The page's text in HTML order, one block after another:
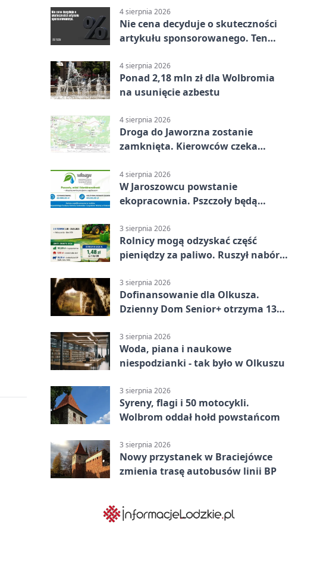
4 sierpnia 2026
Nie cena decyduje o skuteczności
artykułu sponsorowanego. Ten
4 sierpnia 2026
Ponad 2,18 mln zł dla Wolbromia
na usunięcie azbestu
4 sierpnia 2026
Droga do Jaworzna zostanie
zamknięta. Kierowców czeka
4 sierpnia 2026
W Jaroszowcu powstanie
ekopracownia. Pszczoły będą
3 sierpnia 2026
Rolnicy mogą odzyskać część
pieniędzy za paliwo. Ruszył nabór
3 sierpnia 2026
Dofinansowanie dla Olkusza.
Dzienny Dom Senior+ otrzyma 134
3 sierpnia 2026
Woda, piana i naukowe
niespodzianki - tak było w Olkuszu
3 sierpnia 2026
Syreny, flagi i 50 motocykli.
Wolbrom oddał hołd powstańcom
3 sierpnia 2026
Nowy przystanek w Braciejówce
zmienia trasę autobusów linii BP